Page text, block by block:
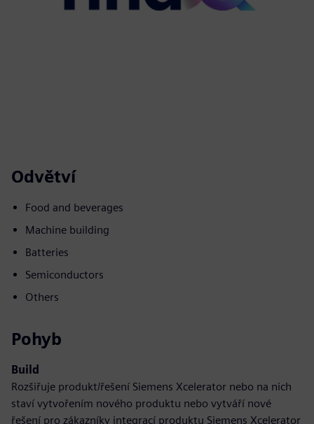
Odvětví
Food and beverages
Machine building
Batteries
Semiconductors
Others
Pohyb
Build
Rozšiřuje produkt/řešení Siemens Xcelerator nebo na nich
staví vytvořením nového produktu nebo vytváří nové
řešení pro zákazníky integrací produktu Siemens Xcelerator